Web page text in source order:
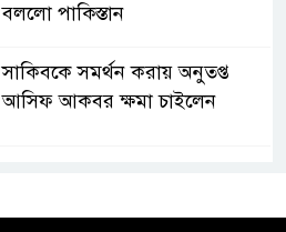
বললো পাকিস্তান
সাকিবকে সমর্থন করায় অনুতপ্ত
আসিফ আকবর ক্ষমা চাইলেন